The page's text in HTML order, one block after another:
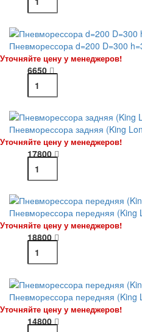
Пневморессора d=200 D=300
Уточняйте цену у менеджеров!
6650
Пневморессора задняя (King
Уточняйте цену у менеджеров!
17800
Пневморессора передняя (King
Уточняйте цену у менеджеров!
18800
Пневморессора передняя (King
Уточняйте цену у менеджеров!
14800